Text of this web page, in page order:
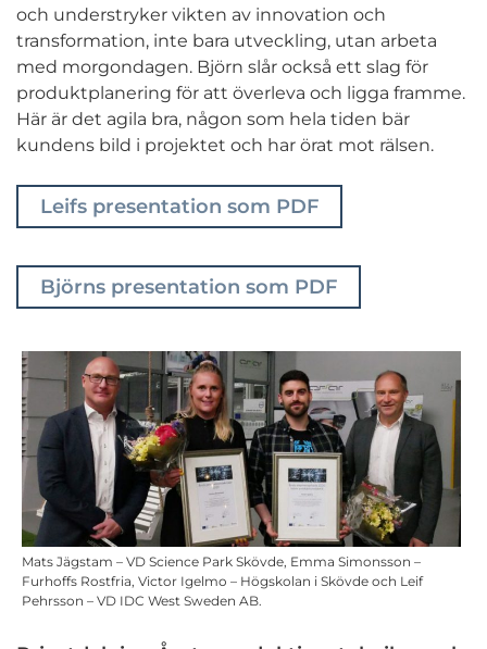
och understryker vikten av innovation och
transformation, inte bara utveckling, utan arbeta
med morgondagen. Björn slår också ett slag för
produktplanering för att överleva och ligga framme.
Här är det agila bra, någon som hela tiden bär
kundens bild i projektet och har örat mot rälsen.
Leifs presentation som PDF
Björns presentation som PDF
Mats Jägstam – VD Science Park Skövde, Emma Simonsson –
Furhoffs Rostfria, Victor Igelmo – Högskolan i Skövde och Leif
Pehrsson – VD IDC West Sweden AB.